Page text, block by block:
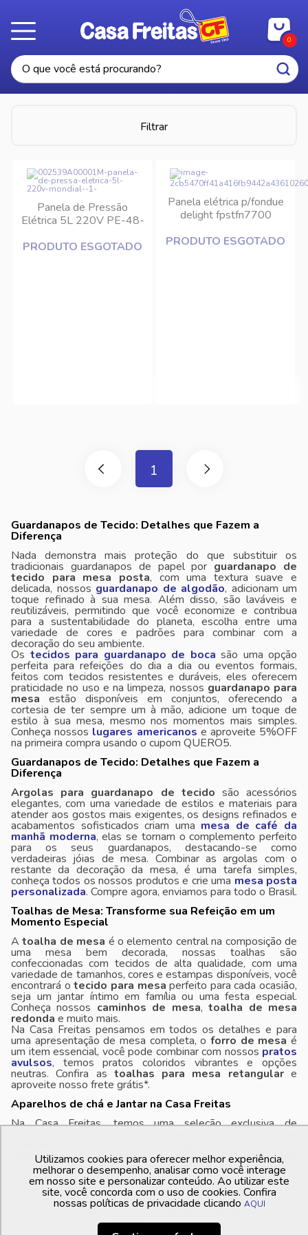
0
Filtrar
Panela de Pressão
Elétrica 5L 220V PE-48-
PRODUTO ESGOTADO
Panela elétrica p/fondue
delight fpstfn7700
PRODUTO ESGOTADO
1
Guardanapos de Tecido: Detalhes que Fazem a
Diferença
Nada demonstra mais proteção do que substituir os
tradicionais guardanapos de papel por guardanapo de
tecido para mesa posta, com uma textura suave e
delicada, nossos guardanapo de algodão, adicionam um
toque refinado à sua mesa. Além disso, são laváveis ​​e
reutilizáveis, permitindo que você economize e contribua
para a sustentabilidade do planeta, escolha entre uma
variedade de cores e padrões para combinar com a
decoração do seu ambiente.
Os tecidos para guardanapo de boca são uma opção
perfeita para refeições do dia a dia ou eventos formais,
feitos com tecidos resistentes e duráveis, eles oferecem
praticidade no uso e na limpeza, nossos guardanapo para
mesa estão disponíveis em conjuntos, oferecendo a
cortesia de ter sempre um à mão, adicione um toque de
estilo à sua mesa, mesmo nos momentos mais simples.
Conheça nossos lugares americanos e aproveite 5%OFF
na primeira compra usando o cupom QUERO5.
Guardanapos de Tecido: Detalhes que Fazem a
Diferença
Argolas para guardanapo de tecido são acessórios
elegantes, com uma variedade de estilos e materiais para
atender aos gostos mais exigentes, os designs refinados e
acabamentos sofisticados criam uma mesa de café da
manhã moderna, elas se tornam o complemento perfeito
para os seus guardanapos, destacando-se como
verdadeiras jóias de mesa. Combinar as argolas com o
restante da decoração da mesa, é uma tarefa simples,
conheça todos os nossos produtos e crie uma mesa posta
personalizada. Compre agora, enviamos para todo o Brasil.
Toalhas de Mesa: Transforme sua Refeição em um
Momento Especial
Atoalha de mesa é o elemento central na composição de
uma mesa bem decorada, nossas toalhas são
confeccionadas com tecidos de alta qualidade, com uma
variedade de tamanhos, cores e estampas disponíveis, você
encontrará otecido para mesa perfeito para cada ocasião,
seja um jantar íntimo em família ou uma festa especial.
Conheça nossos caminhos de mesa,toalha de mesa
redonda e muito mais.
Na Casa Freitas pensamos em todos os detalhes e para
uma apresentação de mesa completa, o forro de mesa é
um item essencial, você pode combinar com nossos pratos
avulsos, temos pratos coloridos vibrantes e opções
neutras. Confira as toalhas para mesa retangulare
aproveite nosso frete grátis*.
Aparelhos de chá e Jantar na Casa Freitas
Na Casa Freitas, temos uma seleção exclusiva de
cuidadosamente escolhidas para atender aos gostos mais
sofisticados, nossos conjuntos não oferecem apenas
funcionalidade, mas também um toque de elegância e estilo
para a sua mesa posta. Deixe-se encantar pela seleção de
toalhas de mesa e guardanaposque irão transformar
sua mesa posta em um verdadeiro espetáculo visual.
Enviamos para todo o Brasil.
Utilizamos cookies para oferecer melhor experiência,
melhorar o desempenho, analisar como você interage
em nosso site e personalizar conteúdo. Ao utilizar este
site, você concorda com o uso de cookies. Confira
nossas políticas de privacidade clicando AQUI